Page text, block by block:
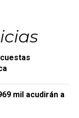
mil acudirán a